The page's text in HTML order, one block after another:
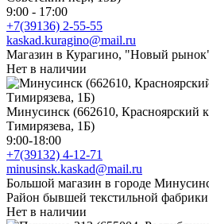
9:00 - 17:00
+7(39136) 2-55-55
kaskad.kuragino@mail.ru
Магазин в Курагино, "Новый
Нет в наличии
Минусинск (662610, Красноярский
Тимирязева, 1Б)
9:00-18:00
+7(39132) 4-12-71
minusinsk.kaskad@mail.ru
Большой магазин в городе
Район бывшей текстильной фабрики
Нет в наличии